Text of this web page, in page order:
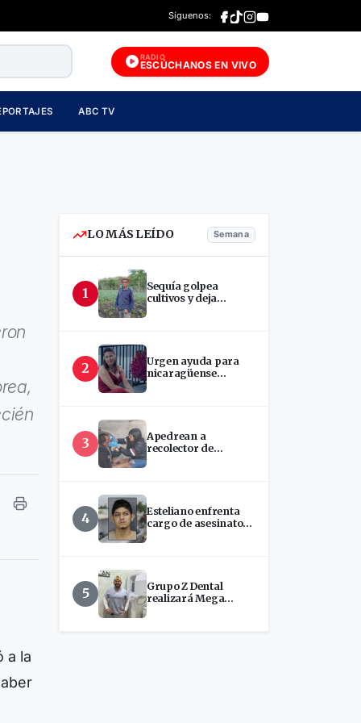
Síguenos:
RADIO
ESCÚCHANOS EN VIVO
ABC TV
a la
LO MÁS LEÍDO Semana
1
Sequía golpea
cultivos y deja
2
Urgen ayuda para
nicaragüense
3
Apedrean a
recolector de
4
Esteliano enfrenta
cargo de asesinato
5
Grupo Z Dental
realizará Mega